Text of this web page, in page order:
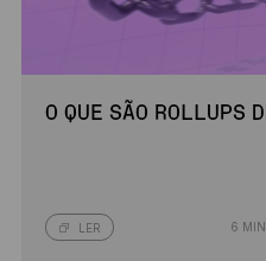
O QUE SÃO ROLLUPS
LER 6 MIN